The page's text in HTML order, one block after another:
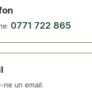
0771 722 865
ne un email: